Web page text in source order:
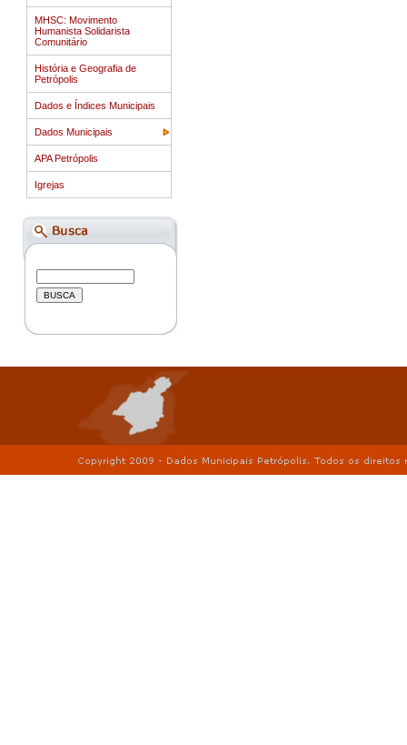
MHSC: Movimento
Humanista Solidarista
Comunitário
História e Geografia de
Petrópolis
Dados e Índices Municipais
Dados Municipais
APA Petrópolis
Igrejas